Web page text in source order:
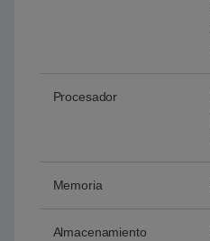
Procesador
Memoria
Almacenamiento